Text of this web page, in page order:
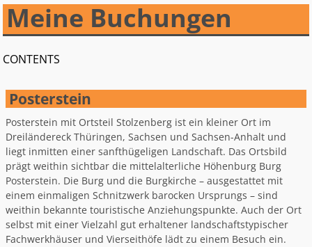
Meine Buchungen
CONTENTS
Posterstein
Posterstein mit Ortsteil Stolzenberg ist ein kleiner Ort im
Dreiländereck Thüringen, Sachsen und Sachsen-Anhalt und
liegt inmitten einer sanfthügeligen Landschaft. Das Ortsbild
prägt weithin sichtbar die mittelalterliche Höhenburg Burg
Posterstein. Die Burg und die Burgkirche – ausgestattet mit
einem einmaligen Schnitzwerk barocken Ursprungs – sind
weithin bekannte touristische Anziehungspunkte. Auch der Ort
selbst mit einer Vielzahl gut erhaltener landschaftstypischer
Fachwerkhäuser und Vierseithöfe lädt zu einem Besuch ein.